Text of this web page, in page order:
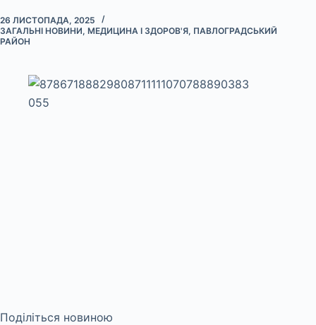
26 ЛИСТОПАДА, 2025
ЗАГАЛЬНІ НОВИНИ, МЕДИЦИНА І ЗДОРОВ'Я, ПАВЛОГРАДСЬКИЙ
РАЙОН
Поділіться новиною